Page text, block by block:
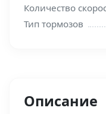
Количество
Тип тормозов
Описание